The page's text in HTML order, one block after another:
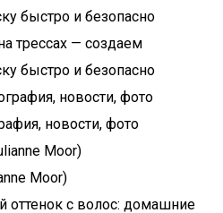
трессах — создаем
быстро и безопасно
новости, фото
Moor)